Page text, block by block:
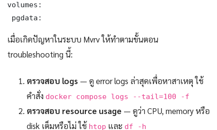
volumes:
pgdata:
เมื่อเกิดปัญหาในระบบ Mvrv ให้ทำตามขั้นตอน
troubleshooting นี้:
ตรวจสอบ logs — ดู error logs ล่าสุดเพื่อหาสาเหตุ ใช้
คำสั่ง docker compose logs --tail=100 -f
ตรวจสอบ resource usage — ดูว่า CPU, memory หรือ
disk เต็มหรือไม่ ใช้ htop และ df -h